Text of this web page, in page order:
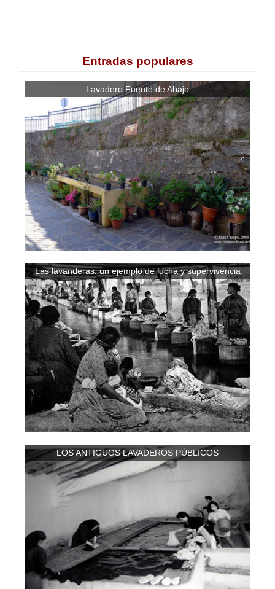
Entradas populares
Lavadero Fuente de Abajo
Las lavanderas: un ejemplo de lucha y supervivencia
LOS ANTIGUOS LAVADEROS PÚBLICOS